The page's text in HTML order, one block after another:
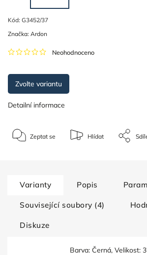
Kód: G3452/37
Neohodnoceno
Značka: Ardon
Zvolte variantu
Detailní informace
Zeptat se Hlídat
Varianty Popis
Související soubory (4)
Diskuze
Barva: Černá, Velikost: